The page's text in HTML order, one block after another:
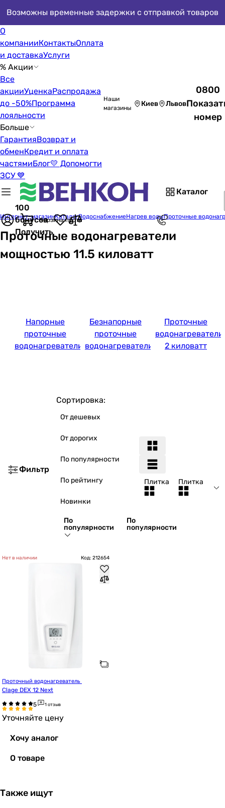
Возможны временные задержки с отправкой товаров
О
компанииКонтактыОплата
и доставкаУслуги
% Акции
Все
акцииУценкаРаспродажа
до -50%Программа
лояльности
Больше
ГарантияВозврат и
обменКредит и оплата
частямиБлог💛 Допомогти
ЗСУ 💙
Наши
магазины
Киев Львов
0800
номер
Каталог
100
бонусов
Получить
Корзина пуста
Интернет-магазинКаталогВодоснабжениеНагрев водыПроточные
Проточные водонагреватели
мощностью 11.5 киловатт
Напорные
проточные
водонагреватели
Безнапорные
проточные
водонагреватели
Проточные
водонагреватели
2 киловатт
Фильтр
Сортировка:
От дешевых
От дорогих
По популярности
По рейтингу
Новинки
По
популярности
По
популярности
Плитка Плитка
Нет в наличии Код: 212654
Clage DEX 12 Next
1 отзыв
Уточняйте цену
Хочу аналог
О товаре
Также ищут